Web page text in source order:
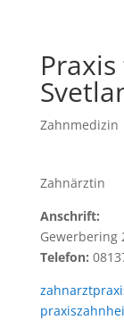
Zahnmedizin
Zahnärztin
Anschrift:
Gewerbering
Telefon: